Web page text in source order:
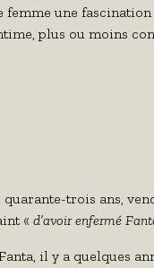
une
plus ou moins
quarante-trois ans,
« d’avoir enfermé
il y a quelques